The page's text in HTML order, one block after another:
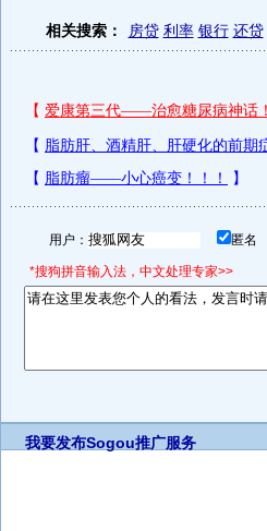
相关搜索： 房贷 利率 银行 还贷
用户： 匿名
*搜狗拼音输入法，中文处理专家>>
我要发布Sogou推广服务